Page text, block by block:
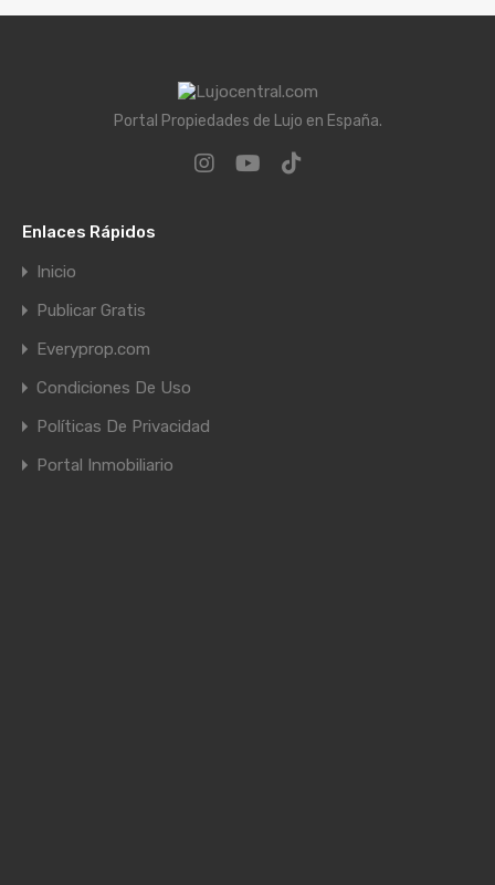
Portal Propiedades de Lujo en España.
Enlaces Rápidos
Inicio
Publicar Gratis
Everyprop.com
Condiciones De Uso
Políticas De Privacidad
Portal Inmobiliario